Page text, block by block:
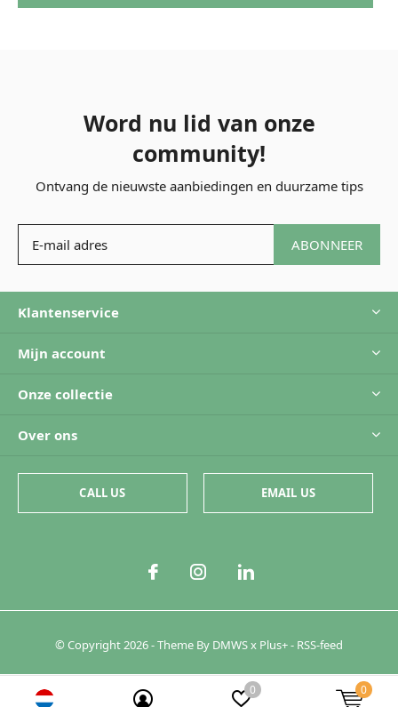
Word nu lid van onze
community!
Ontvang de nieuwste aanbiedingen en duurzame tips
ABONNEER
Klantenservice
Mijn account
Onze collectie
Over ons
CALL US EMAIL US
© Copyright 2026- Theme By DMWSx Plus+- RSS-feed
0 0